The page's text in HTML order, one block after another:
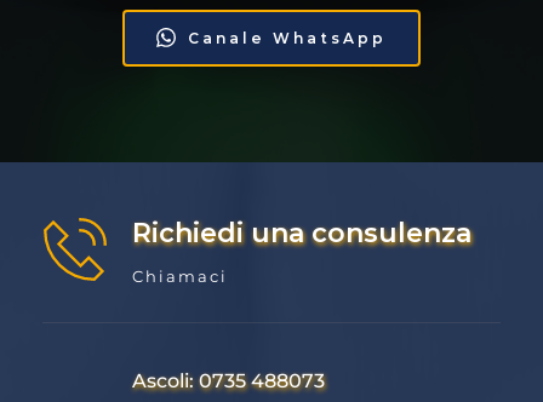
Canale WhatsApp
Richiedi una consulenza
Chiamaci
Ascoli: 0735 488073